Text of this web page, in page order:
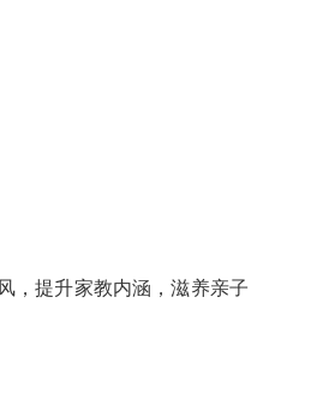
，提升家教内涵，滋养亲子